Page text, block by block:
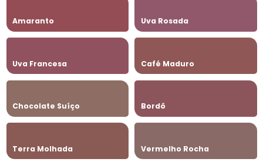
Amaranto Uva Rosada
Uva Francesa Café Maduro
Chocolate Suíço Bordô
Terra Molhada Vermelho Rocha